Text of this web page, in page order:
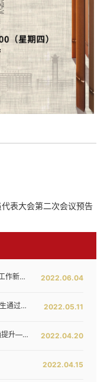
表大会第二次会议预告
2022.06.04
述评 | 坚定落实党代会要求，开创海医工作新局面——写在全面落实省第八次党代会对海医发展提出新要求之时
2022.05.11
历史时刻！我校培养的第一名博士研究生通过答辩！
2022.04.20
落实总书记讲话精神 着力谋划学校内涵提升——我校召开发展战略咨询委员会第二次工作会议
2022.04.15